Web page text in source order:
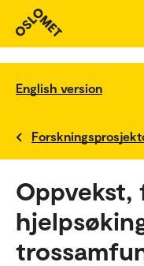
English version
Oppvekst,